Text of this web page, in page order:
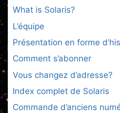
What is Solaris?
L’équipe
Présentation en forme
Comment s’abonner
Vous changez d’adresse?
Index complet de Solaris
Commande d’anciens